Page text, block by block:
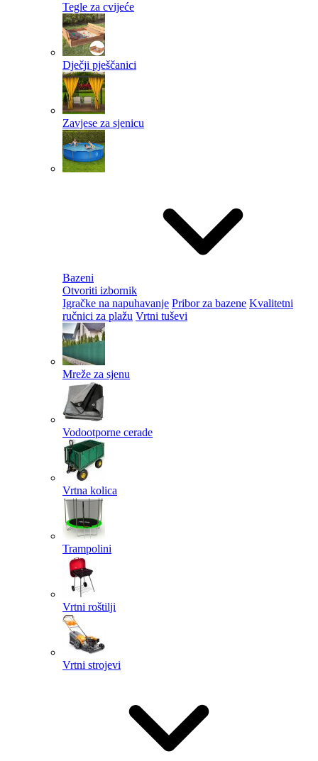
Tegle za cvijeće
Dječji pješčanici
Zavjese za sjenicu
Bazeni
Otvoriti izbornik
Igračke na napuhavanje Pribor za bazene Kvalitetni
ručnici za plažu Vrtni tuševi
Mreže za sjenu
Vodootporne cerade
Vrtna kolica
Trampolini
Vrtni roštilji
Vrtni strojevi